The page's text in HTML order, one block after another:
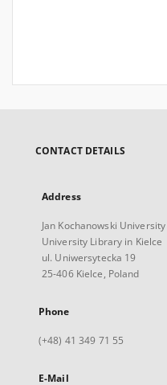
CONTACT DETAILS
Address
Jan Kochanowski
University Library in Kielce
ul. Uniwersytecka 19
25-406 Kielce, Poland
Phone
(+48) 41 349 71 55
E-Mail